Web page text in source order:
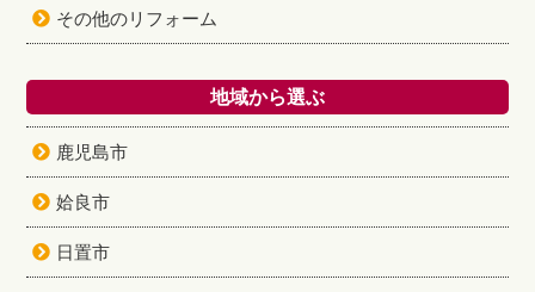
その他のリフォーム
地域から選ぶ
鹿児島市
姶良市
日置市